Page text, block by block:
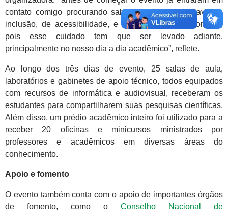
contato comigo procurando saber o que eu precisava de
inclusão, de acessibilidade, e eu achei muito importante,
pois esse cuidado tem que ser levado adiante,
principalmente no nosso dia a dia acadêmico”, reflete.
Ao longo dos três dias de evento, 25 salas de aula,
laboratórios e gabinetes de apoio técnico, todos equipados
com recursos de informática e audiovisual, receberam os
estudantes para compartilharem suas pesquisas científicas.
Além disso, um prédio acadêmico inteiro foi utilizado para a
receber 20 oficinas e minicursos ministrados por
professores e acadêmicos em diversas áreas do
conhecimento.
Apoio e fomento
O evento também conta com o apoio de importantes órgãos
de fomento, como o Conselho Nacional de